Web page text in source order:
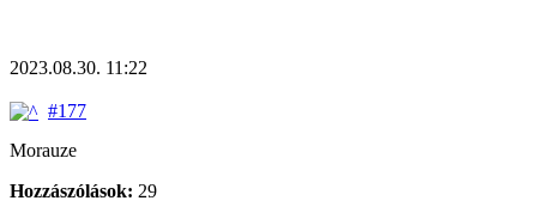
2023.08.30. 11:22
#177
Morauze
Hozzászólások: 29